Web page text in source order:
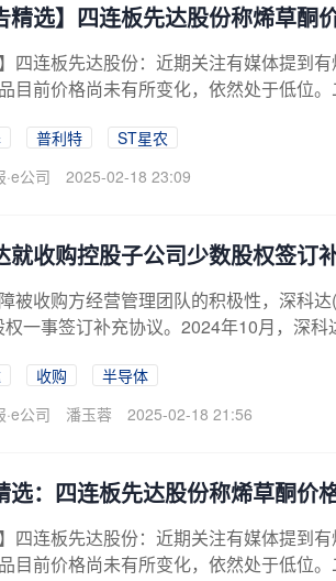
精选】四连板先达股份称烯草
】四连板先达股份：近期关注有媒体提到
目前价格尚未有所变化，依然处于低位
普利特
ST星农
公司
2025-02-18 23:09
就收购控股子公司少数股权签订
被收购方经营管理团队的积极性，深科
权一事签订补充协议。2024年10月，深
收购
半导体
公司
潘玉蓉 2025-02-18 21:56
选：四连板先达股份称烯草酮价
】四连板先达股份：近期关注有媒体提到
目前价格尚未有所变化，依然处于低位